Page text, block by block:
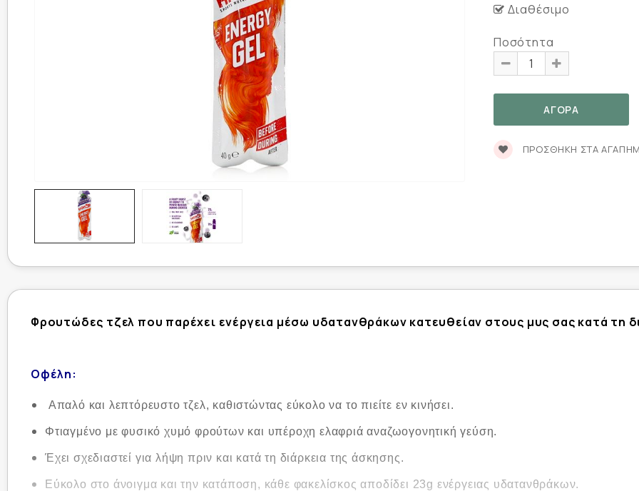
Διαθέσιμο
Ποσότητα
ΠΡΟΣΘΉΚΗ ΣΤΑ
Φρουτώδες τζελ που παρέχει ενέργεια μέσω υδατανθράκων κατευθείαν στους μυς σας κατά τη
Οφέλη:
Απαλό και λεπτόρευστο τζελ, καθιστώντας εύκολο να το πιείτε εν κινήσει.
Φτιαγμένο με φυσικό χυμό φρούτων και υπέροχη ελαφριά αναζωογονητική γεύση.
Έχει σχεδιαστεί για λήψη πριν και κατά τη διάρκεια της άσκησης.
Εύκολο στο άνοιγμα και την κατάποση, κάθε φακελίσκος αποδίδει 23g ενέργειας υδατανθράκων.